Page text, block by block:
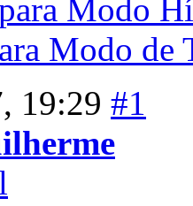
Modo
Modo de
19:29 #1